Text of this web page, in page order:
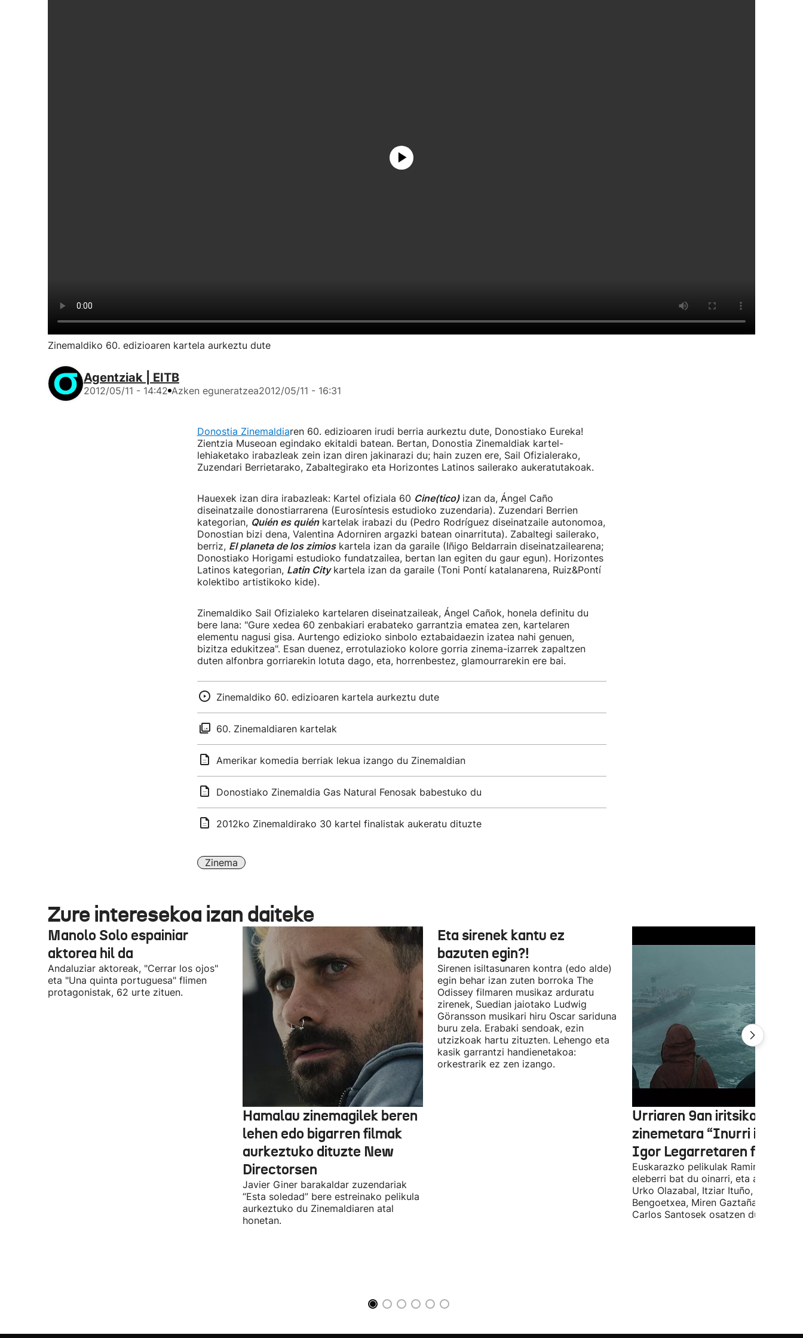
Zinemaldiko 60. edizioaren kartela aurkeztu dute
Agentziak | EITB
2012/05/11 - 14:42 Azken eguneratzea2012/05/11 - 16:31
Donostia Zinemaldiaren 60. edizioaren irudi berria aurkeztu dute, Donostiako Eureka!
Zientzia Museoan egindako ekitaldi batean. Bertan, Donostia Zinemaldiak kartel-
lehiaketako irabazleak zein izan diren jakinarazi du; hain zuzen ere, Sail Ofizialerako,
Zuzendari Berrietarako, Zabaltegirako eta Horizontes Latinos sailerako aukeratutakoak.
Hauexek izan dira irabazleak: Kartel ofiziala 60 Cine(tico)izan da, Ángel Caño
diseinatzaile donostiarrarena (Eurosíntesis estudioko zuzendaria). Zuzendari Berrien
kategorian, Quién es quiénkartelak irabazi du (Pedro Rodríguez diseinatzaile autonomoa,
Donostian bizi dena, Valentina Adorniren argazki batean oinarrituta). Zabaltegi sailerako,
berriz, El planeta de los zimioskartela izan da garaile (Iñigo Beldarrain diseinatzailearena;
Donostiako Horigami estudioko fundatzailea, bertan lan egiten du gaur egun). Horizontes
Latinos kategorian, Latin Citykartela izan da garaile (Toni Pontí katalanarena, Ruiz&Pontí
kolektibo artistikoko kide).
Zinemaldiko Sail Ofizialeko kartelaren diseinatzaileak, Ángel Cañok, honela definitu du
bere lana: "Gure xedea 60 zenbakiari erabateko garrantzia ematea zen, kartelaren
elementu nagusi gisa. Aurtengo edizioko sinbolo eztabaidaezin izatea nahi genuen,
bizitza edukitzea". Esan duenez, errotulazioko kolore gorria zinema-izarrek zapaltzen
duten alfonbra gorriarekin lotuta dago, eta, horrenbestez, glamourrarekin ere bai.
Zinemaldiko 60. edizioaren kartela aurkeztu dute
60. Zinemaldiaren kartelak
Amerikar komedia berriak lekua izango du Zinemaldian
Donostiako Zinemaldia Gas Natural Fenosak babestuko du
2012ko Zinemaldirako 30 kartel finalistak aukeratu dituzte
Zinema
Zure interesekoa izan daiteke
Manolo Solo espainiar
aktorea hil da
Andaluziar aktoreak, "Cerrar los ojos"
eta "Una quinta portuguesa" flimen
protagonistak, 62 urte zituen.
Hamalau zinemagilek beren
lehen edo bigarren filmak
aurkeztuko dituzte New
Directorsen
Javier Giner barakaldar zuzendariak
“Esta soledad” bere estreinako pelikula
aurkeztuko du Zinemaldiaren atal
honetan.
Eta sirenek kantu ez
bazuten egin?!
Sirenen isiltasunaren kontra (edo alde)
egin behar izan zuten borroka The
Odissey filmaren musikaz arduratu
zirenek, Suedian jaiotako Ludwig
Göransson musikari hiru Oscar sariduna
buru zela. Erabaki sendoak, ezin
utzizkoak hartu zituzten. Lehengo eta
kasik garrantzi handienetakoa:
orkestrarik ez zen izango.
Urriaren 9an iritsiko da
zinemetara “Inurri itsuak”
Igor Legarretaren filma
Euskarazko pelikulak Ramiro
eleberri bat du oinarri, eta
Urko Olazabal, Itziar Ituño, Josean
Bengoetxea, Miren Gaztañaga eta
Carlos Santosek osatzen dute.